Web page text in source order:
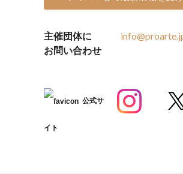
主催団体に
お問い合わせ
公式サ
イト